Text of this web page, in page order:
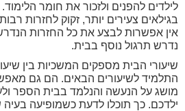
לילדים להפנים ולזכור את חומר
בגילאים צעירים יותר, זקוק לחזרות
אין אפשרות לבצע את כל החזרות
נדרש תרגול נוסף בבית.
שיעורי הבית מספקים המשכיות בין
התלמיד לשיעורים הבאים. הם גם
מושג על הנעשה והנלמד בבית הספר
ילדכם. כך תוכלו לדעת כשמופיעה